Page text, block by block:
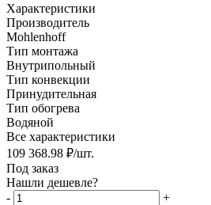
Характеристики
Производитель
Mohlenhoff
Тип монтажа
Внутрипольный
Тип конвекции
Принудительная
Тип обогрева
Водяной
Все характеристики
109 368.98 ₽/шт.
Под заказ
Нашли дешевле?
-
+